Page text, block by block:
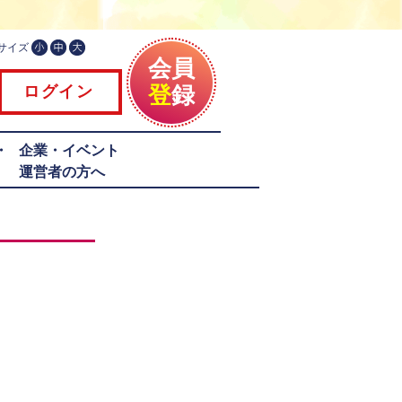
イズ
ログイン
会員
登録
・
企業・イベント
運営者の方へ